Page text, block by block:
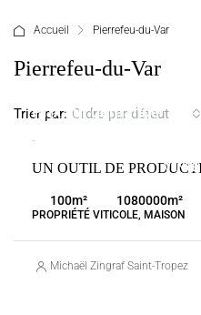
Accueil Pierrefeu-du-Var
Pierrefeu-du-Var
Trier par: Ordre par défaut
VENTE
Prix sur demande
100m² 1080000m²
PROPRIÉTÉ VITICOLE, MAISON
Michaël Zingraf Saint-Tropez